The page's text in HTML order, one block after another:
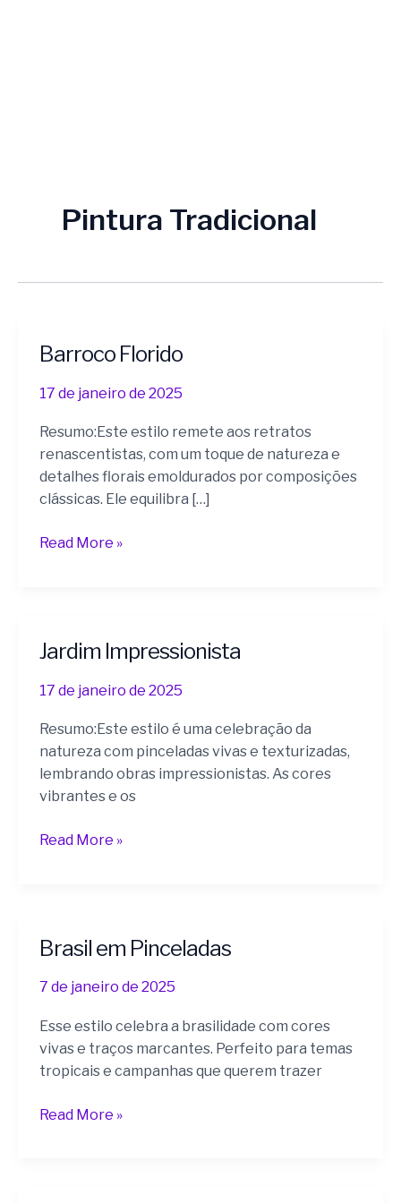
Pintura Tradicional
Barroco Florido
17 de janeiro de 2025
Resumo:Este estilo remete aos retratos
renascentistas, com um toque de natureza e
detalhes florais emoldurados por composições
clássicas. Ele equilibra […]
Barroco
Read More »
Jardim Impressionista
17 de janeiro de 2025
Resumo:Este estilo é uma celebração da
natureza com pinceladas vivas e texturizadas,
lembrando obras impressionistas. As cores
vibrantes e os
Jardim
Read More »
Brasil em Pinceladas
7 de janeiro de 2025
Esse estilo celebra a brasilidade com cores
vivas e traços marcantes. Perfeito para temas
tropicais e campanhas que querem trazer
Brasil
Pinceladas
Read More »